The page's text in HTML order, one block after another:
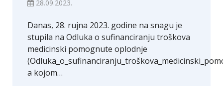
28.09.2023.
Danas, 28. rujna 2023. godine na snagu je
stupila na Odluka o sufinanciranju troškova
medicinski pomognute oplodnje
a kojom…